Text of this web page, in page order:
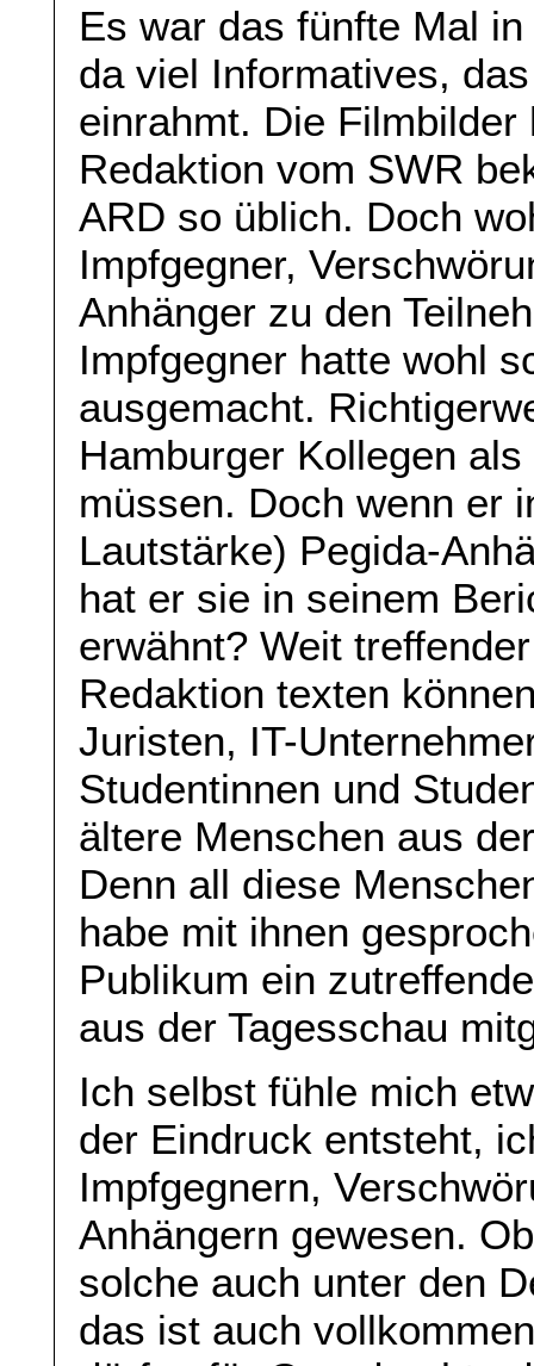
Es war das fünfte Mal
da viel Informatives,
einrahmt. Die Filmbilder
Redaktion vom SWR
ARD so üblich. Doch
Impfgegner,
Anhänger zu den
Impfgegner hatte wohl
ausgemacht.
Hamburger Kollegen
müssen. Doch wenn er
Lautstärke) Pegida-
hat er sie in seinem
erwähnt? Weit
Redaktion texten
Juristen, IT-
Studentinnen und
ältere Menschen aus
Denn all diese
habe mit ihnen
Publikum ein
aus der Tagesschau
Ich selbst fühle mich
der Eindruck entsteht,
Impfgegnern,
Anhängern gewesen.
solche auch unter den
das ist auch